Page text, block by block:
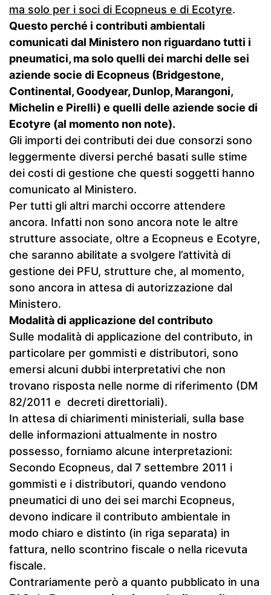
ma solo per i soci di Ecopneus e di Ecotyre.
Questo perché i contributi ambientali
comunicati dal Ministero non riguardano tutti i
pneumatici, ma solo quelli dei marchi delle sei
aziende socie di Ecopneus (Bridgestone,
Continental, Goodyear, Dunlop, Marangoni,
Michelin e Pirelli) e quelli delle aziende socie di
Ecotyre (al momento non note).
Gli importi dei contributi dei due consorzi sono
leggermente diversi perché basati sulle stime
dei costi di gestione che questi soggetti hanno
comunicato al Ministero.
Per tutti gli altri marchi occorre attendere
ancora. Infatti non sono ancora note le altre
strutture associate, oltre a Ecopneus e Ecotyre,
che saranno abilitate a svolgere l’attività di
gestione dei PFU, strutture che, al momento,
sono ancora in attesa di autorizzazione dal
Ministero.
Modalità di applicazione del contributo
Sulle modalità di applicazione del contributo, in
particolare per gommisti e distributori, sono
emersi alcuni dubbi interpretativi che non
trovano risposta nelle norme di riferimento (DM
82/2011 e decreti direttoriali).
In attesa di chiarimenti ministeriali, sulla base
delle informazioni attualmente in nostro
possesso, forniamo alcune interpretazioni:
Secondo Ecopneus, dal 7 settembre 2011 i
gommisti e i distributori, quando vendono
pneumatici di uno dei sei marchi Ecopneus,
devono indicare il contributo ambientale in
modo chiaro e distinto (in riga separata) in
fattura, nello scontrino fiscale o nella ricevuta
fiscale.
Contrariamente però a quanto pubblicato in una